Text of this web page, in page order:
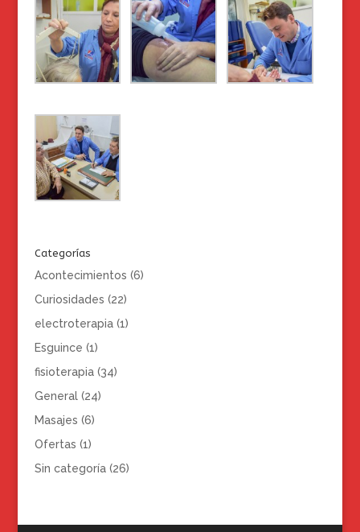
Categorías
Acontecimientos (6)
Curiosidades (22)
electroterapia(1)
Esguince (1)
fisioterapia(34)
General(24)
Masajes (6)
Ofertas (1)
Sin categoría(26)